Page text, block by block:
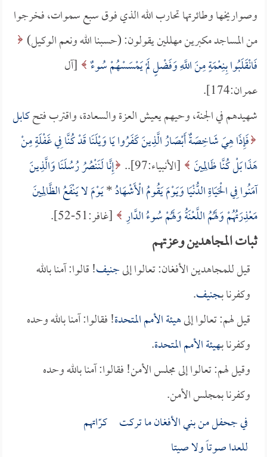
وصواريخها وطائرتها تحارب الله الذي فوق سبع سموات، فخرجوا
من المساجد مكبرين مهللين يقولون: (حسبنا الله ونعم الوكيل)
فَانْقَلَبُوا بِنِعْمَةٍ مِنَ اللَّهِ وَفَضْلٍ لَمْ يَمْسَسْهُمْ سُوءٌ [آل
عمران:174].
شهيدهم في الجنة، وحيهم يعيش العزة والسعادة، واقترب فتحكابل
فَإِذَا هِيَ شَاخِصَةٌ أَبْصَارُ الَّذِينَ كَفَرُوا يَا وَيْلَنَا قَدْ كُنَّا فِي غَفْلَةٍ مِنْ
هَذَا بَلْ كُنَّا ظَالِمِينَ [الأنبياء:97]..
إِنَّا لَنَنْصُرُ رُسُلَنَا وَالَّذِينَ
آمَنُوا فِي الْحَيَاةِ الدُّنْيَا وَيَوْمَ يَقُومُ الْأَشْهَادُ*يَوْمَ لا يَنْفَعُ الظَّالِمِينَ
مَعْذِرَتُهُمْ وَلَهُمُ اللَّعْنَةُ وَلَهُمْ سُوءُ الدَّارِ [غافر:51-52].
ثبات المجاهدين وعزتهم
قيل للمجاهدين الأفغان: تعالوا إلىجنيف! قالوا: آمنا بالله
وكفرنا بـجنيف.
قيل لهم: تعالوا إلىهيئة الأمم المتحدة! فقالوا: آمنا بالله وحده
وكفرنا بـهيئة الأمم المتحدة.
وقيل لهم: تعالوا إلى مجلس الأمن! فقالوا: آمنا بالله وحده
وكفرنا بمجلس الأمن.
في جحفل من بني الأفغان ما تركت كرّاتهم
للعدا صوتاً ولا صيتا